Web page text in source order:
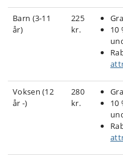
Barn (3-11
år)
225
kr.
10
Voksen (12
år -)
280
kr.
10